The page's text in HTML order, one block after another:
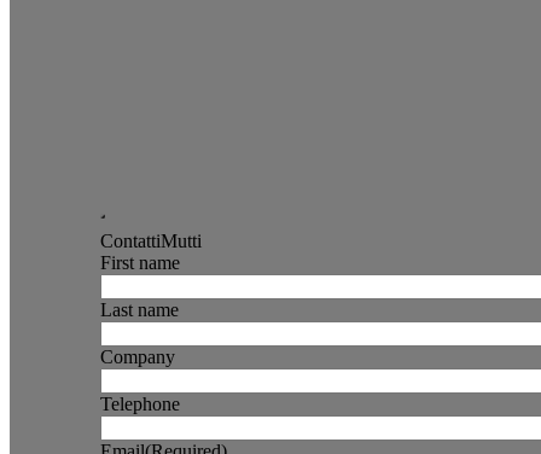
ContattiMutti
First name
Last name
Company
Telephone